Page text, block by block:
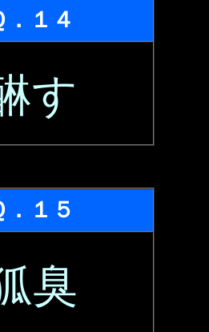
．１４
す
．１５
臭